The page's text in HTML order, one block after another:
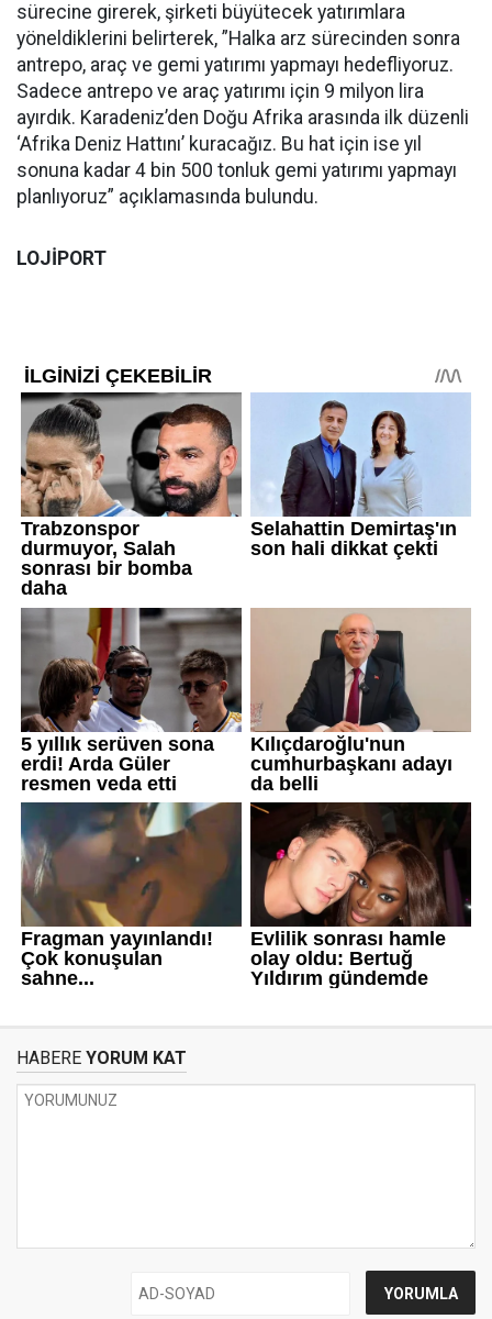
sürecine girerek, şirketi büyütecek yatırımlara
yöneldiklerini belirterek, ”Halka arz sürecinden sonra
antrepo, araç ve gemi yatırımı yapmayı hedefliyoruz.
Sadece antrepo ve araç yatırımı için 9 milyon lira
ayırdık. Karadeniz’den Doğu Afrika arasında ilk düzenli
‘Afrika Deniz Hattını’ kuracağız. Bu hat için ise yıl
sonuna kadar 4 bin 500 tonluk gemi yatırımı yapmayı
planlıyoruz” açıklamasında bulundu.
LOJİPORT
HABERE YORUM KAT